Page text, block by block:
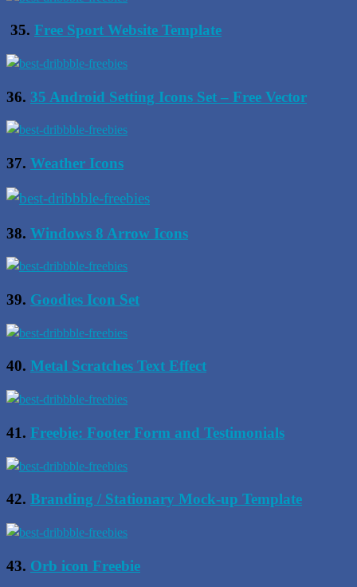
35. Free Sport Website Template
36. 35 Android Setting Icons Set – Free Vector
37. Weather Icons
38. Windows 8 Arrow Icons
39. Goodies Icon Set
40. Metal Scratches Text Effect
41. Freebie: Footer Form and Testimonials
42. Branding / Stationary Mock-up Template
43. Orb icon Freebie